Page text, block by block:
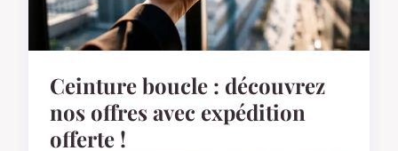
Ceinture boucle : découvrez
nos offres avec expédition
offerte !